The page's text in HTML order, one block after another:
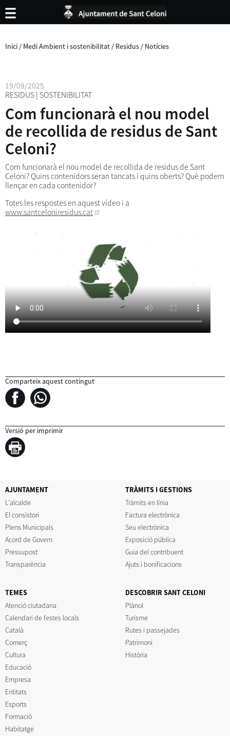
Inici / Medi Ambient i sostenibilitat / Residus / Notícies
19/09/2025
RESIDUS | SOSTENIBILITAT
Com funcionarà el nou model
de recollida de residus de Sant
Celoni?
Com funcionarà el nou model de recollida de residus de Sant
Celoni? Quins contenidors seran tancats i quins oberts? Què podem
llençar en cada contenidor?
Totes les respostes en aquest vídeo i a
www.santceloniresidus.cat
Comparteix aquest contingut
Versió per imprimir
AJUNTAMENT
L'alcalde
El consistori
Plens Municipals
Acord de Govern
Pressupost
Transparència
TRÀMITS I GESTIONS
Tràmits en línia
Factura electrònica
Seu electrònica
Exposició pública
Guia del contribuent
Ajuts i bonificacions
TEMES
Atenció ciutadana
Calendari de festes locals
Català
Comerç
Cultura
Educació
Empresa
Entitats
Esports
Formació
Habitatge
DESCOBRIR SANT CELONI
Plànol
Turisme
Rutes i passejades
Patrimoni
Història